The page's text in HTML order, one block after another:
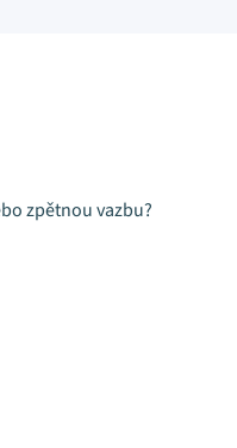
zpětnou vazbu?